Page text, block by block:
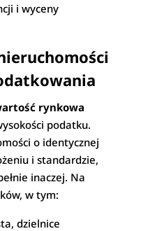
i wyceny
rynkowa
podatku.
o identycznej
i standardzie,
inaczej. Na
w tym:
dzielnice